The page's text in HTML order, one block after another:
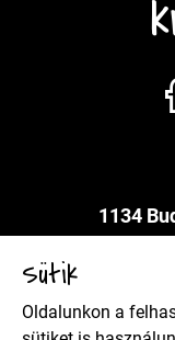
1134
Sütik
Oldalunkon a